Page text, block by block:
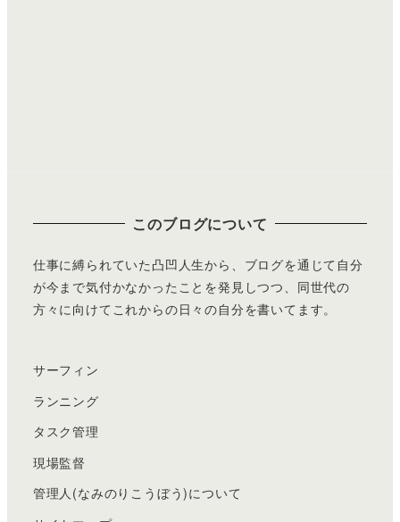
このブログについて
仕事に縛られていた凸凹人生から、ブログを通じて自分
が今まで気付かなかったことを発見しつつ、同世代の
方々に向けてこれからの日々の自分を書いてます。
サーフィン
ランニング
タスク管理
現場監督
管理人(なみのりこうぼう)について